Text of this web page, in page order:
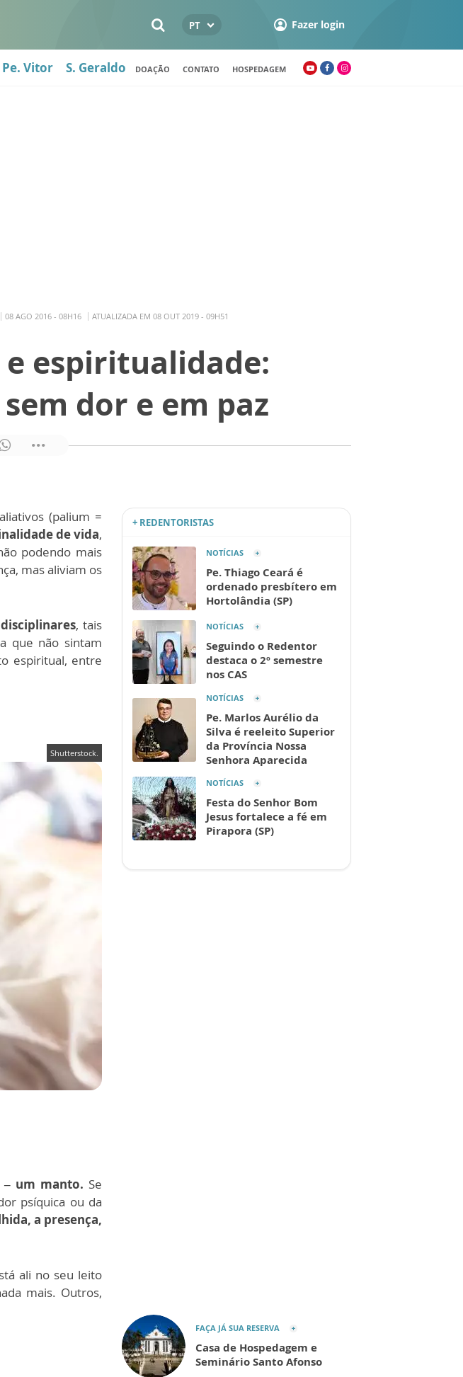
PT Fazer login
Pe. Vitor S. Geraldo DOAÇÃO CONTATO HOSPEDAGEM
08 AGO 2016 - 08H16 ATUALIZADA EM 08 OUT 2019 - 09H51
espiritualidade:
dor e em paz
(palium =
de vida,
podendo mais
mas aliviam os
, tais
que não sintam
espiritual, entre
Shutterstock.
– um manto. Se
psíquica ou da
a presença,
ali no seu leito
mais. Outros,
FAÇA JÁ SUA RESERVA
Casa de Hospedagem e
Seminário Santo Afonso
+ REDENTORISTAS
NOTÍCIAS
Pe. Thiago Ceará é
ordenado presbítero em
Hortolândia (SP)
NOTÍCIAS
Seguindo o Redentor
destaca o 2º semestre
nos CAS
NOTÍCIAS
Pe. Marlos Aurélio da
Silva é reeleito Superior
da Província Nossa
Senhora Aparecida
NOTÍCIAS
Festa do Senhor Bom
Jesus fortalece a fé em
Pirapora (SP)